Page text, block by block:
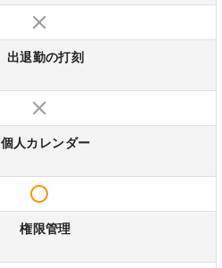
出退勤の打刻
個人カレンダー
権限管理